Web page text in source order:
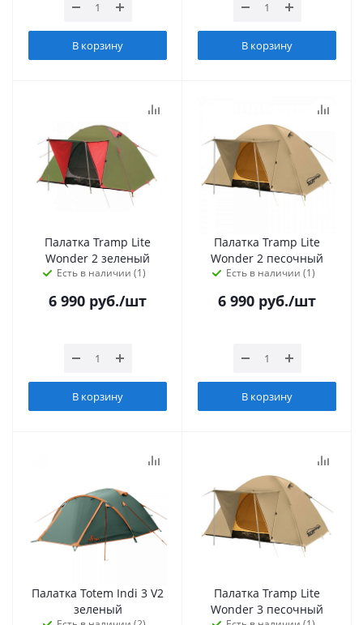
В корзину В корзину
Палатка Tramp Lite
Wonder 2 зеленый
Есть в наличии (1)
6 990 руб./шт
В корзину
Палатка Tramp Lite
Wonder 2 песочный
Есть в наличии (1)
6 990 руб./шт
В корзину
Палатка Totem Indi 3 V2
зеленый
Палатка Tramp Lite
Wonder 3 песочный